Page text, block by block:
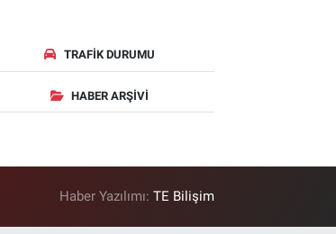
TRAFIK DURUMU
HABER ARŞIVI
Haber Yazılımı:TE Bilişim